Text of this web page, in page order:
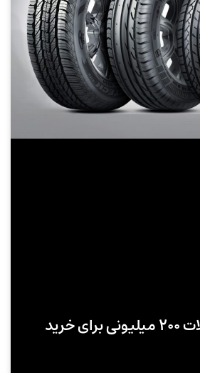
پرداخت تسهیلات ۲۰۰ میلیونی برای خرید